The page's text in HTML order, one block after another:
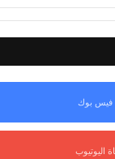
فيس بوك
اليوتيوب